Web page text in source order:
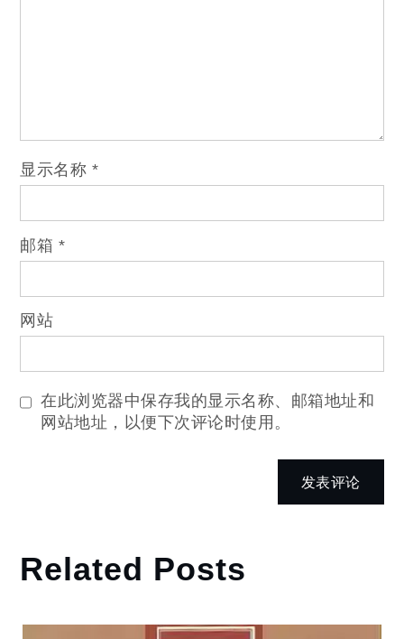
显示名称 *
邮箱 *
网站
在此浏览器中保存我的显示名称、邮箱地址和
网站地址，以便下次评论时使用。
Related Posts